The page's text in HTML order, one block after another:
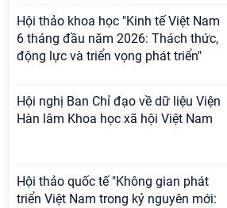
Hội thảo khoa học "Kinh tế Việt Nam
6 tháng đầu năm 2026: Thách thức,
động lực và triển vọng phát triển"
Hội nghị Ban Chỉ đạo về dữ liệu Viện
Hàn lâm Khoa học xã hội Việt Nam
Hội thảo quốc tế "Không gian phát
triển Việt Nam trong kỷ nguyên mới: